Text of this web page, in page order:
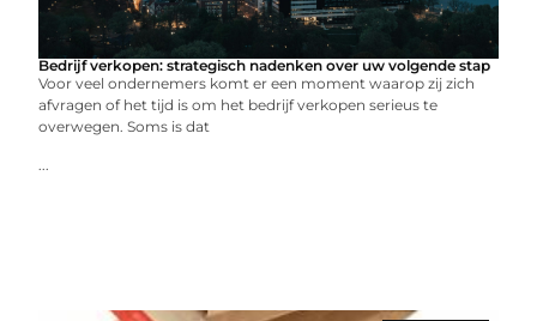
Bedrijf verkopen: strategisch nadenken over uw volgende stap
Voor veel ondernemers komt er een moment waarop zij zich
afvragen of het tijd is om het bedrijf verkopen serieus te
overwegen. Soms is dat
...